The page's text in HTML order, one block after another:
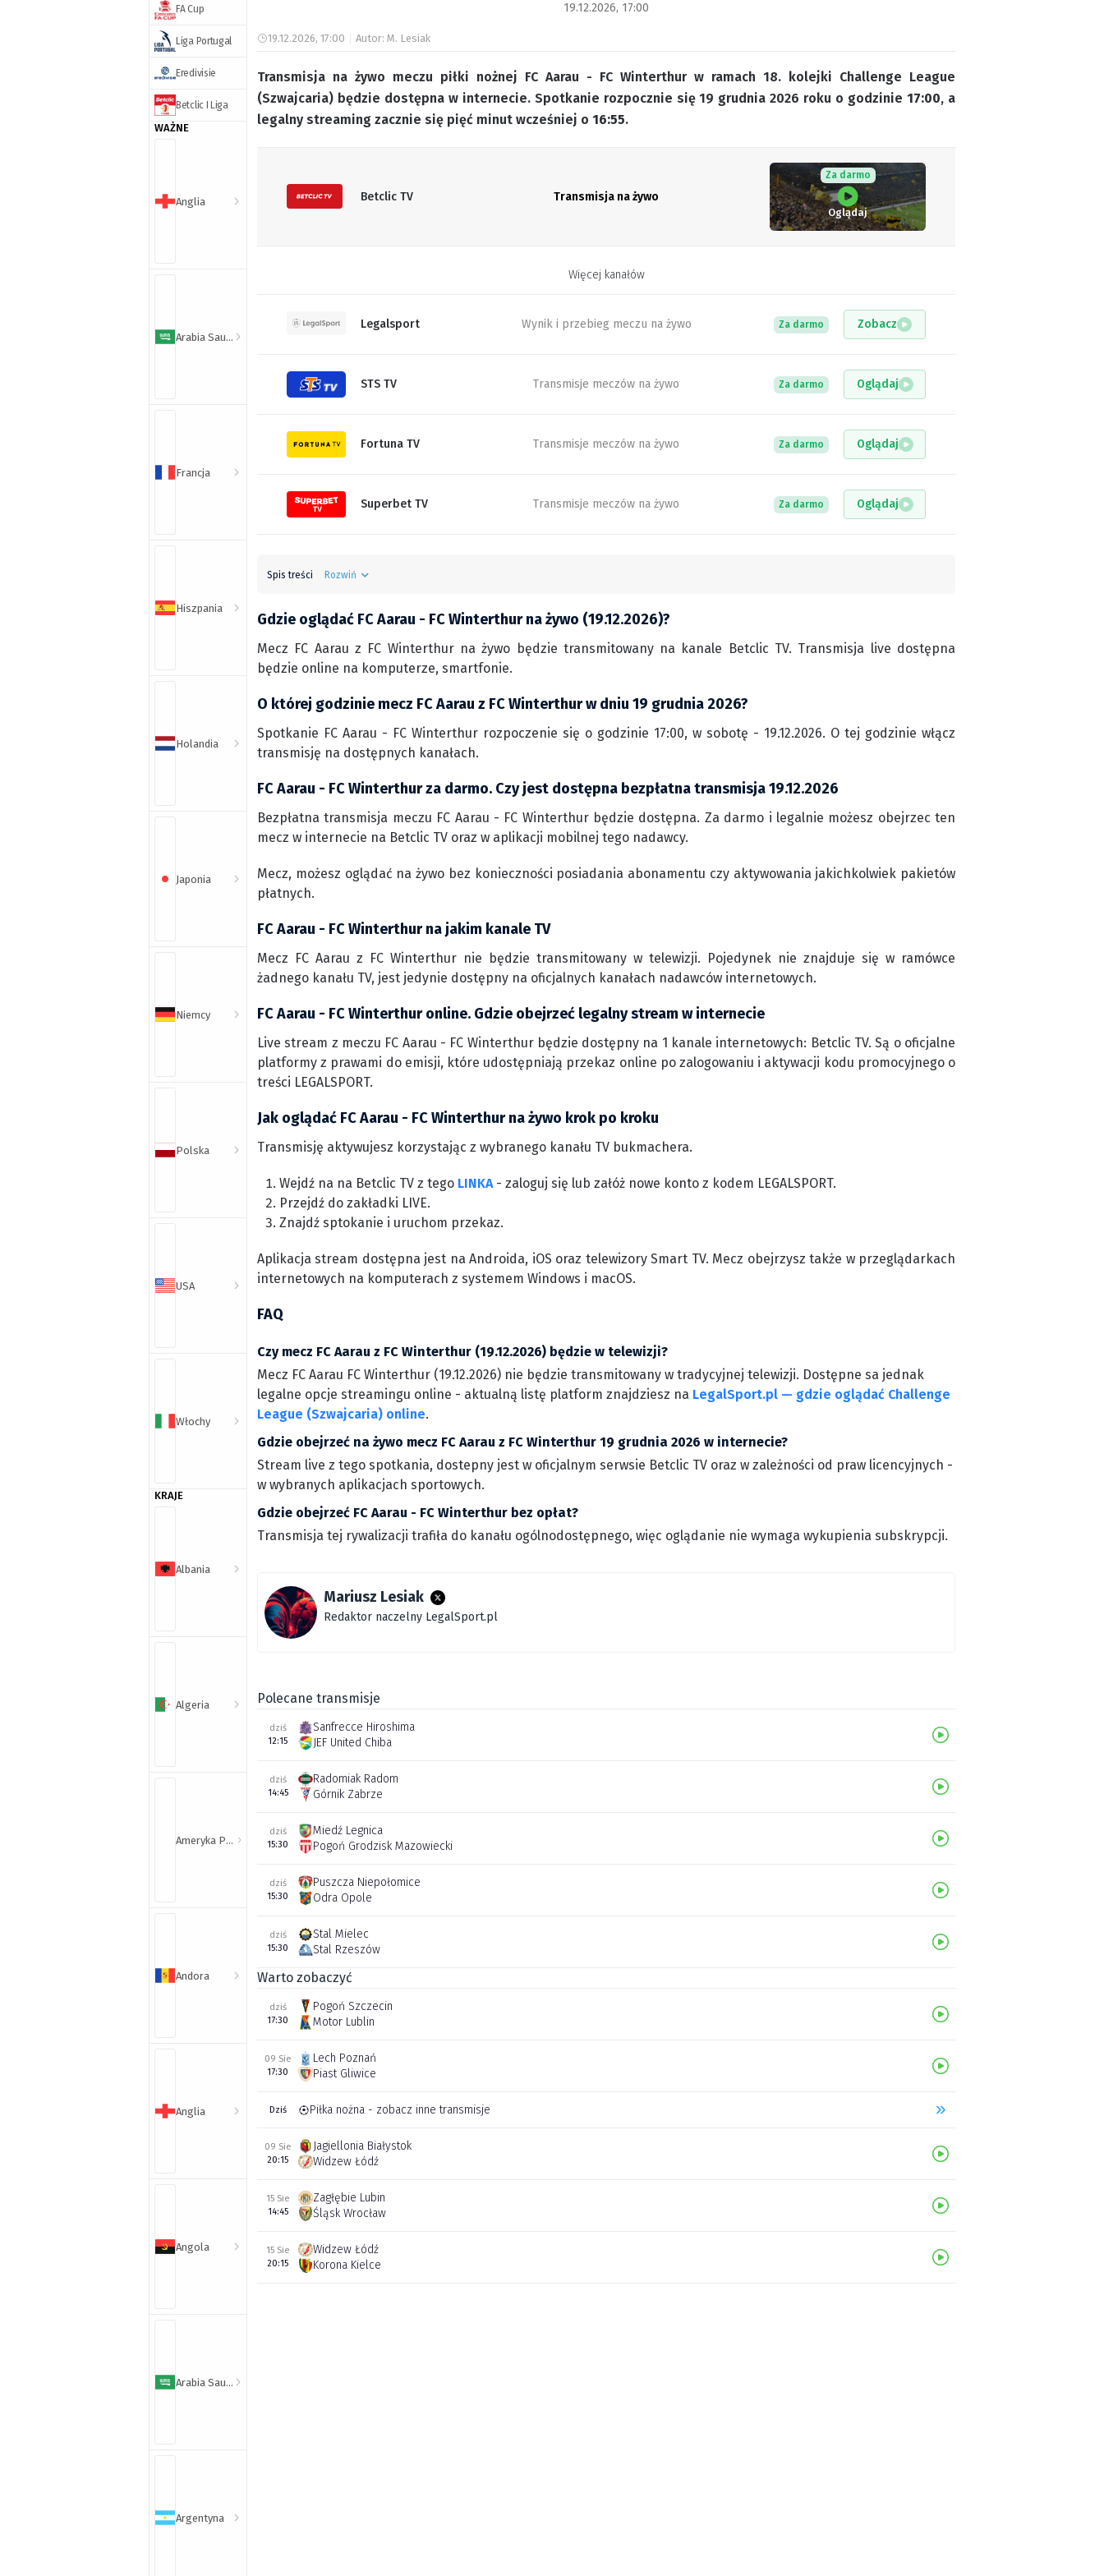
FA Cup
Liga Portugal
Eredivisie
Betclic I Liga
WAŻNE
Anglia
Arabia Saudyjska
Francja
Hiszpania
Holandia
Japonia
Niemcy
Polska
USA
Włochy
KRAJE
Albania
Algeria
Ameryka Północna i Południowa
Andora
Anglia
Angola
Arabia Saudyjska
Argentyna
19.12.2026, 17:00
19.12.2026, 17:00 Autor: M. Lesiak
Transmisja na żywo meczu piłki nożnej FC Aarau - FC Winterthur w ramach 18. kolejki Challenge League
(Szwajcaria) będzie dostępna w internecie. Spotkanie rozpocznie się 19 grudnia 2026 roku o godzinie17:00, a
legalny streaming zacznie się pięć minut wcześniej o 16:55.
Betclic TV Transmisja na żywo
Za darmo
Oglądaj
Więcej kanałów
Legalsport Wynik i przebieg meczu na żywo Za darmo Zobacz
STS TV Transmisje meczów na żywo Za darmo Oglądaj
Fortuna TV Transmisje meczów na żywo Za darmo Oglądaj
Superbet TV Transmisje meczów na żywo Za darmo Oglądaj
Spis treści Rozwiń
Gdzie oglądać FC Aarau - FC Winterthur na żywo (19.12.2026)?
Mecz FC Aarau z FC Winterthur na żywo będzie transmitowany na kanale Betclic TV. Transmisja live dostępna
będzie online na komputerze, smartfonie.
O której godzinie mecz FC Aarau z FC Winterthur w dniu 19 grudnia 2026?
Spotkanie FC Aarau - FC Winterthur rozpoczenie się o godzinie 17:00, w sobotę - 19.12.2026. O tej godzinie włącz
transmisję na dostępnych kanałach.
FC Aarau - FC Winterthur za darmo. Czy jest dostępna bezpłatna transmisja 19.12.2026
Bezpłatna transmisja meczu FC Aarau - FC Winterthur będzie dostępna. Za darmo i legalnie możesz obejrzec ten
mecz w internecie na Betclic TV oraz w aplikacji mobilnej tego nadawcy.
Mecz, możesz oglądać na żywo bez konieczności posiadania abonamentu czy aktywowania jakichkolwiek pakietów
płatnych.
FC Aarau - FC Winterthur na jakim kanale TV
Mecz FC Aarau z FC Winterthur nie będzie transmitowany w telewizji. Pojedynek nie znajduje się w ramówce
żadnego kanału TV, jest jedynie dostępny na oficjalnych kanałach nadawców internetowych.
FC Aarau - FC Winterthur online. Gdzie obejrzeć legalny stream w internecie
Live stream z meczu FC Aarau - FC Winterthur będzie dostępny na 1 kanale internetowych: Betclic TV. Są o oficjalne
platformy z prawami do emisji, które udostępniają przekaz online po zalogowaniu i aktywacji kodu promocyjnego o
treści LEGALSPORT.
Jak oglądać FC Aarau - FC Winterthur na żywo krok po kroku
Transmisję aktywujesz korzystając z wybranego kanału TV bukmachera.
Wejdź na na Betclic TV z tego LINKA- zaloguj się lub załóż nowe konto z kodem LEGALSPORT.
Przejdź do zakładki LIVE.
Znajdź sptokanie i uruchom przekaz.
Aplikacja stream dostępna jest na Androida, iOS oraz telewizory Smart TV. Mecz obejrzysz także w przeglądarkach
internetowych na komputerach z systemem Windows i macOS.
FAQ
Czy mecz FC Aarau z FC Winterthur (19.12.2026) będzie w telewizji?
Mecz FC Aarau FC Winterthur (19.12.2026) nie będzie transmitowany w tradycyjnej telewizji. Dostępne sa jednak
legalne opcje streamingu online - aktualną listę platform znajdziesz na LegalSport.pl — gdzie oglądać Challenge
League (Szwajcaria) online.
Gdzie obejrzeć na żywo mecz FC Aarau z FC Winterthur 19 grudnia 2026 w internecie?
Stream live z tego spotkania, dostepny jest w oficjalnym serwsie Betclic TV oraz w zależności od praw licencyjnych -
w wybranych aplikacjach sportowych.
Gdzie obejrzeć FC Aarau - FC Winterthur bez opłat?
Transmisja tej rywalizacji trafiła do kanału ogólnodostępnego, więc oglądanie nie wymaga wykupienia subskrypcji.
Mariusz Lesiak
Redaktor naczelny LegalSport.pl
Polecane transmisje
dziś
12:15
Sanfrecce Hiroshima
JEF United Chiba
dziś
14:45
Radomiak Radom
Górnik Zabrze
dziś
15:30
Miedź Legnica
Pogoń Grodzisk Mazowiecki
dziś
15:30
Puszcza Niepołomice
Odra Opole
dziś
15:30
Stal Mielec
Stal Rzeszów
Warto zobaczyć
dziś
17:30
Pogoń Szczecin
Motor Lublin
09 Sie
17:30
Lech Poznań
Piast Gliwice
Dziś Piłka nożna - zobacz inne transmisje
09 Sie
20:15
Jagiellonia Białystok
Widzew Łódź
15 Sie
14:45
Zagłębie Lubin
Śląsk Wrocław
15 Sie
20:15
Widzew Łódź
Korona Kielce